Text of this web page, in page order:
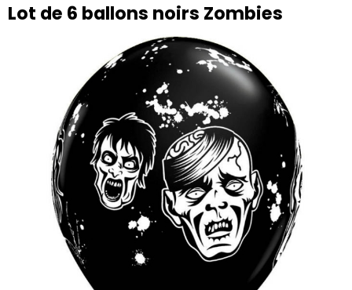
Lot de 6 ballons noirs Zombies